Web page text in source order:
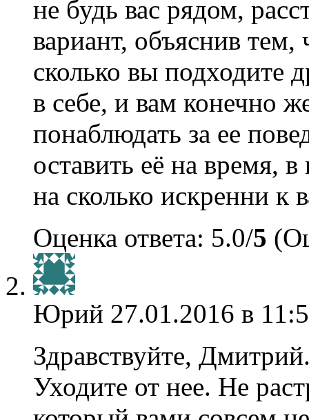
не будь вас рядом,
вариант, объяснив
сколько вы подходите
в себе, и вам конечно
понаблюдать за ее
оставить её на время,
на сколько искренни к
Оценка ответа: 5.0/5
Юрий 27.01.2016 в
Здравствуйте,
Уходите от нее. Не